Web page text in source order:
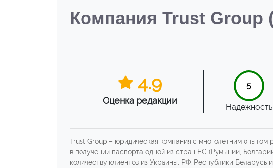
Компания Trust Group
4.9
Оценка редакции
5
Надежность
Trust Group – юридическая компания с многолетним
в получении паспорта одной из стран ЕС (Румынии,
количеству клиентов из Украины, РФ, Республики